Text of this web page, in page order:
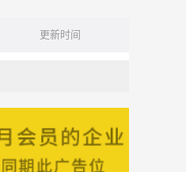
更新时间